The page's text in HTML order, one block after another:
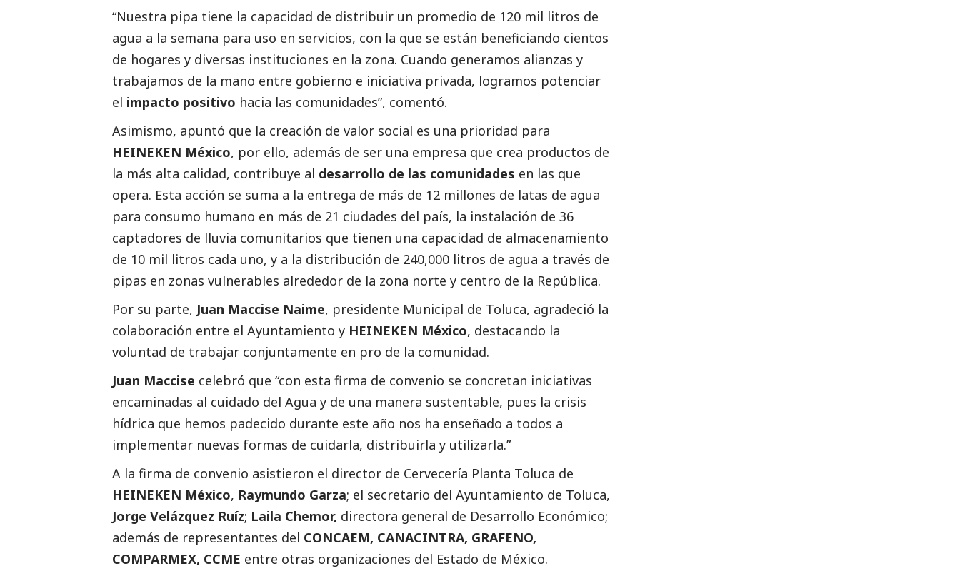
“Nuestra pipa tiene la capacidad de distribuir un promedio de 120 mil litros de
agua a la semana para uso en servicios, con la que se están beneficiando cientos
de hogares y diversas instituciones en la zona. Cuando generamos alianzas y
trabajamos de la mano entre gobierno e iniciativa privada, logramos potenciar
el impacto positivo hacia las comunidades”, comentó.
Asimismo, apuntó que la creación de valor social es una prioridad para
HEINEKEN México, por ello, además de ser una empresa que crea productos de
la más alta calidad, contribuye al desarrollo de las comunidades en las que
opera. Esta acción se suma a la entrega de más de 12 millones de latas de agua
para consumo humano en más de 21 ciudades del país, la instalación de 36
captadores de lluvia comunitarios que tienen una capacidad de almacenamiento
de 10 mil litros cada uno, y a la distribución de 240,000 litros de agua a través de
pipas en zonas vulnerables alrededor de la zona norte y centro de la República.
Por su parte, Juan Maccise Naime, presidente Municipal de Toluca, agradeció la
colaboración entre el Ayuntamiento y HEINEKEN México, destacando la
voluntad de trabajar conjuntamente en pro de la comunidad.
Juan Maccise celebró que “con esta firma de convenio se concretan iniciativas
encaminadas al cuidado del Agua y de una manera sustentable, pues la crisis
hídrica que hemos padecido durante este año nos ha enseñado a todos a
implementar nuevas formas de cuidarla, distribuirla y utilizarla.”
A la firma de convenio asistieron el director de Cervecería Planta Toluca de
HEINEKEN México, Raymundo Garza; el secretario del Ayuntamiento de Toluca,
Jorge Velázquez Ruíz; Laila Chemor, directora general de Desarrollo Económico;
además de representantes del CONCAEM, CANACINTRA, GRAFENO,
COMPARMEX, CCME entre otras organizaciones del Estado de México.